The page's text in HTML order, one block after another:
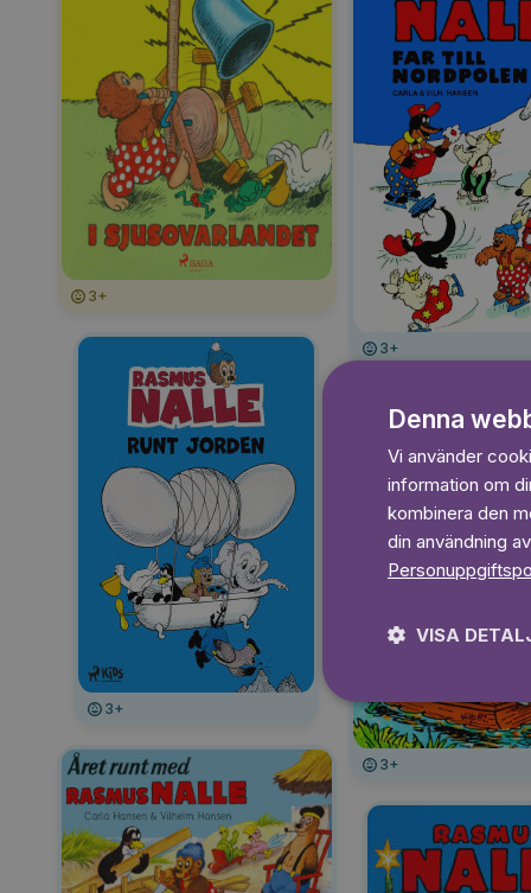
3+
3+
3+
3+
Denna
Vi använder
information om
kombinera den
din användning
VISA